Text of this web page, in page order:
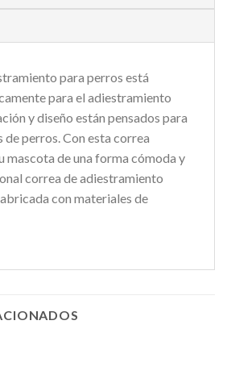
para perros está
para el adiestramiento
y diseño están pensados para
perros. Con esta correa
mascota de una forma cómoda y
correa de adiestramiento
con materiales de